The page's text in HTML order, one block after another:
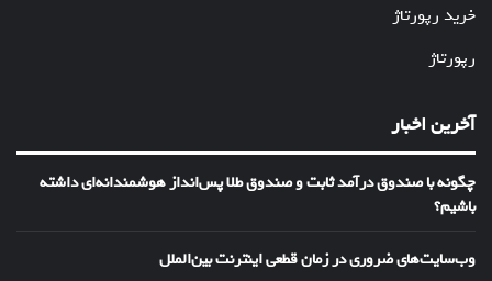
خرید رپورتاژ
رپورتاژ
آخرین اخبار
چگونه با صندوق درآمد ثابت و صندوق طلا پس‌انداز هوشمندانه‌ای داشته
باشیم؟
وب‌سایت‌های ضروری در زمان قطعی اینترنت بین‌الملل